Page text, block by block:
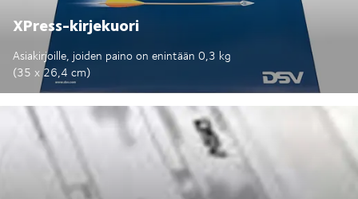
XPress-kirjekuori
Asiakirjoille, joiden paino on enintään 0,3 kg
(35 x 26,4 cm)